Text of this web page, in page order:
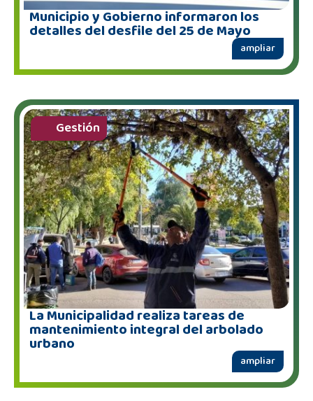
Municipio y Gobierno informaron los
detalles del desfile del 25 de Mayo
ampliar
Gestión
La Municipalidad realiza tareas de
mantenimiento integral del arbolado
urbano
ampliar